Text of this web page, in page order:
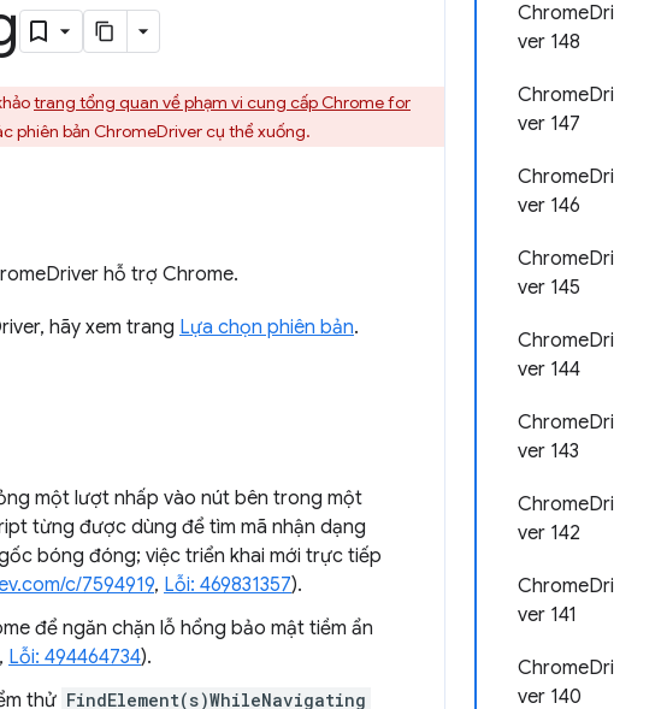
ChromeDri
ver 148
ChromeDri
ver 147
ChromeDri
ver 146
ChromeDri
ver 145
ChromeDri
ver 144
ChromeDri
ver 143
ChromeDri
ver 142
ChromeDri
ver 141
ChromeDri
ver 140
trang tổng quan về phạm vi cung cấp Chrome for
phiên bản ChromeDriver cụ thể xuống.
hỗ trợ Chrome.
hãy xem trang Lựa chọn phiên bản.
một lượt nhấp vào nút bên trong một
từng được dùng để tìm mã nhận dạng
bóng đóng; việc triển khai mới trực tiếp
c/7594919, Lỗi: 469831357).
để ngăn chặn lỗ hổng bảo mật tiềm ẩn
, Lỗi: 494464734).
thử FindElement(s)WhileNavigating